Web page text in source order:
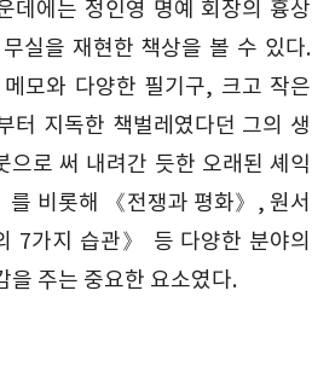
데에는 정인영 명예 회장의 흉상
실을 재현한 책상을 볼 수 있다.
모와 다양한 필기구, 크고 작은
터 지독한 책벌레였다던 그의 생
으로 써 내려간 듯한 오래된 셰익
를 비롯해 《전쟁과 평화》, 원서
7가지 습관》 등 다양한 분야의
을 주는 중요한 요소였다.